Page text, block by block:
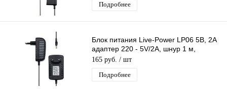
Подробнее
Блок питания Live-Power LP06 5В, 2А
адаптер 220 - 5V/2A, шнур 1 м,
штекер 4,0*1,7 мм
165 руб. / шт
Подробнее